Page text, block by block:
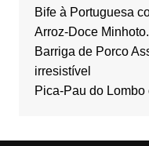
Bife à Portuguesa
Arroz-Doce
Barriga de Porco
irresistível
Pica-Pau do